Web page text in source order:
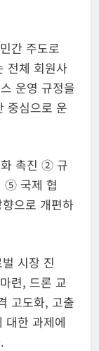
간 주도로
전체 회원사
운영 규정을
중심으로 운
촉진 ② 규
⑤ 국제 협
으로 개편하
시장 진
련, 드론 교
고도화, 고출
대한 과제에